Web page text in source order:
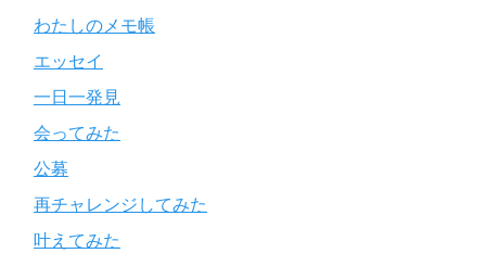
わたしのメモ帳
エッセイ
一日一発見
会ってみた
公募
再チャレンジしてみた
叶えてみた